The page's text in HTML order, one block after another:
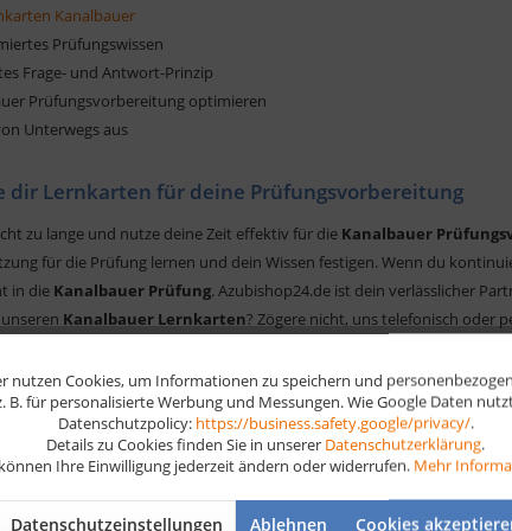
Kanalbauer
Prüfungswissen
Frage- und Antwort-Prinzip
Prüfungsvorbereitung optimieren
Unterwegs aus
dir Lernkarten für deine Prüfungsvorbereitung
zu lange und nutze deine Zeit effektiv für die Kanalbauer
für die Prüfung lernen und dein Wissen festigen. Wenn du
in die Kanalbauer Prüfung. Azubishop24.de ist dein verlässlicher
Kanalbauer Lernkarten? Zögere nicht, uns telefonisch oder
Themen sind enthalten:
Rohrleitungsbau: Materialkunde
Rohrleitungsbau: Bauteile und Verfahren
nutzen Cookies, um Informationen zu speichern und
B. für personalisierte Werbung und Messungen. Wie Google Daten
Datenschutzpolicy: https://business.safety.google/privacy/.
Details zu Cookies finden Sie in unserer Datenschutzerklärung.
Ihre Einwilligung jederzeit ändern oder widerrufen. Mehr
Datenschutzeinstellungen Ablehnen Cookies